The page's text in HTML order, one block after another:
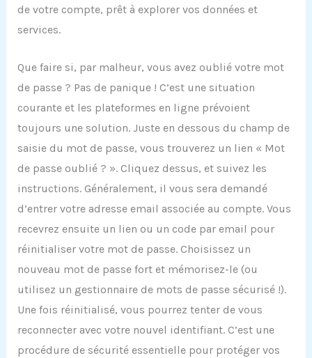
de votre compte, prêt à explorer vos données et
services.
Que faire si, par malheur, vous avez oublié votre mot
de passe ? Pas de panique ! C’est une situation
courante et les plateformes en ligne prévoient
toujours une solution. Juste en dessous du champ de
saisie du mot de passe, vous trouverez un lien « Mot
de passe oublié ? ». Cliquez dessus, et suivez les
instructions. Généralement, il vous sera demandé
d’entrer votre adresse email associée au compte. Vous
recevrez ensuite un lien ou un code par email pour
réinitialiser votre mot de passe. Choisissez un
nouveau mot de passe fort et mémorisez-le (ou
utilisez un gestionnaire de mots de passe sécurisé !).
Une fois réinitialisé, vous pourrez tenter de vous
reconnecter avec votre nouvel identifiant. C’est une
procédure de sécurité essentielle pour protéger vos